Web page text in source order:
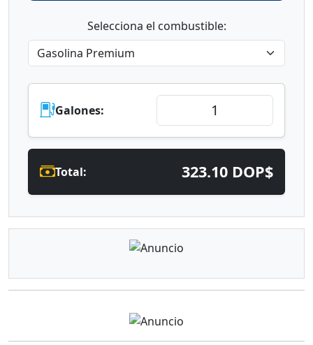
Selecciona el combustible:
Galones:
Total: 323.10 DOP$